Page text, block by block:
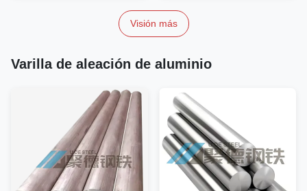
Visión más
Varilla de aleación de aluminio